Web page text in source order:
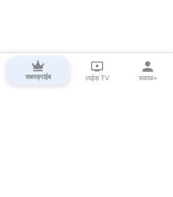
सबस्क्राईब लाईव्ह TV सकाळ+